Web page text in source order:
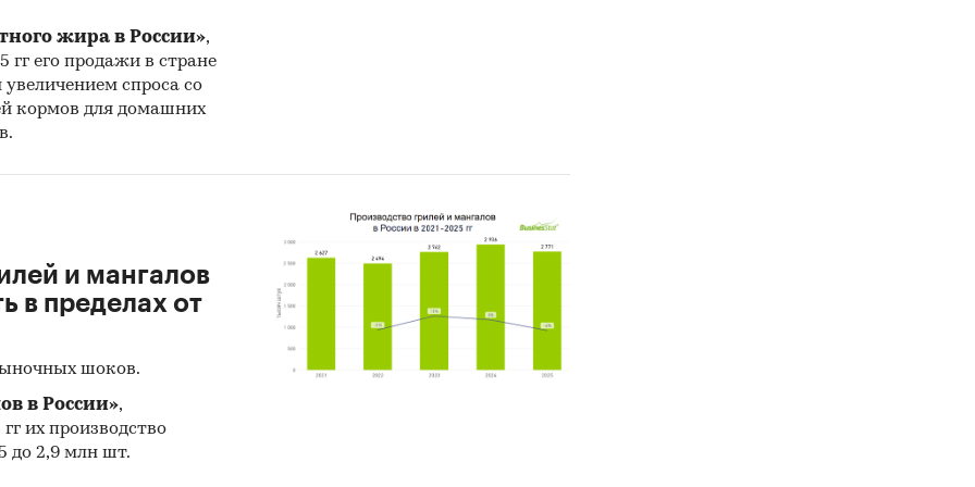
ценовых мониторингов.
и базы данных статистики ООН (United Nations
Division: Commodity Trade Statistics, Industrial
Statistics, Food and Agriculture Organization и др.).
ВТО (World Trade Organization).
Организации экономического сотрудничества и
International Trade Centre.
Index Mundi.
жира в России»,
гг его продажи в стране
спроса со
кормов для домашних
и мангалов
в пределах от
шоков.
в России»,
их производство
до 2,9 млн шт.